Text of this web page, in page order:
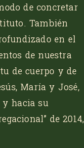
de concretar
También
en el
de nuestra
de cuerpo y de
María y José,
y hacia su
de 2014,